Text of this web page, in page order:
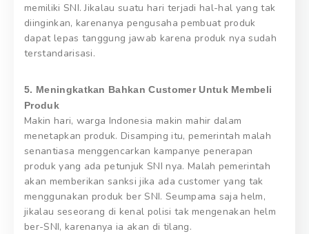
memiliki SNI. Jikalau suatu hari terjadi hal-hal yang tak
diinginkan, karenanya pengusaha pembuat produk
dapat lepas tanggung jawab karena produk nya sudah
terstandarisasi.
5. Meningkatkan Bahkan Customer Untuk Membeli
Produk
Makin hari, warga Indonesia makin mahir dalam
menetapkan produk. Disamping itu, pemerintah malah
senantiasa menggencarkan kampanye penerapan
produk yang ada petunjuk SNI nya. Malah pemerintah
akan memberikan sanksi jika ada customer yang tak
menggunakan produk ber SNI. Seumpama saja helm,
jikalau seseorang di kenal polisi tak mengenakan helm
ber-SNI, karenanya ia akan di tilang.